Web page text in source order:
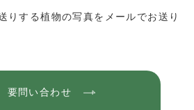
りする植物の写真をメールでお送り
要問い合わせ